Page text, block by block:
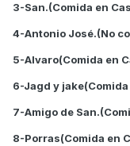
3-San.(Comida en
4-Antonio José.(No
5-Alvaro(Comida en
6-Jagd y
7-Amigo de
8-Porras(Comida en